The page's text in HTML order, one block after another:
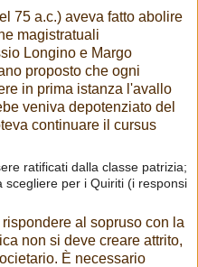
75 a.c.) aveva fatto abolire
magistratuali
Longino e Margo
proposto che ogni
in prima istanza l'avallo
veniva depotenziato del
continuare il cursus
ratificati dalla classe patrizia;
per i Quiriti (i responsi
al sopruso con la
non si deve creare attrito,
È necessario